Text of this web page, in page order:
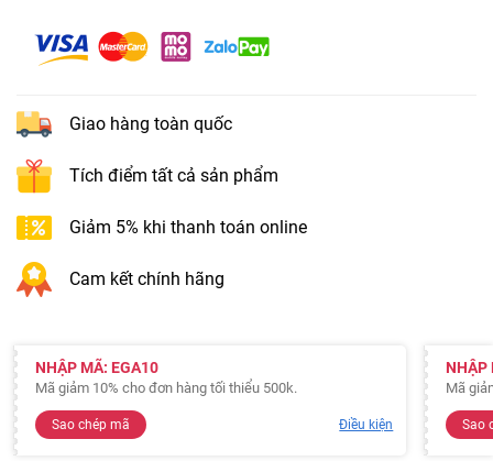
Giao hàng toàn quốc
Tích điểm tất cả sản phẩm
Giảm 5% khi thanh toán online
Cam kết chính hãng
NHẬP MÃ: EGA10
Mã giảm 10% cho đơn hàng tối thiểu 500k.
Sao chép mã Điều kiện
NHẬP
Mã
Sao